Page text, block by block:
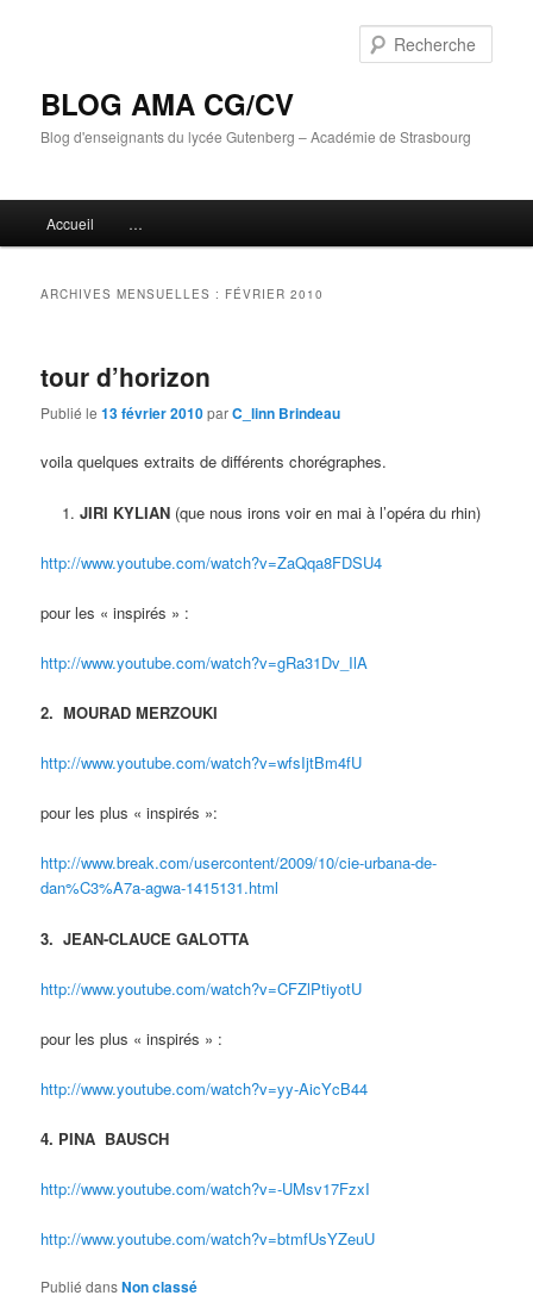
BLOG AMA CG/CV
Blog d'enseignants du lycée Gutenberg – Académie de Strasbourg
principal
Accueil …
ARCHIVES MENSUELLES : FÉVRIER 2010
tour d’horizon
Publié le13 février 2010parC_linn Brindeau
voila quelques extraits de différents chorégraphes.
JIRI KYLIAN (que nous irons voir en mai à l’opéra du rhin)
http://www.youtube.com/watch?v=ZaQqa8FDSU4
pour les « inspirés » :
http://www.youtube.com/watch?v=gRa31Dv_IlA
2. MOURAD MERZOUKI
http://www.youtube.com/watch?v=wfsIjtBm4fU
pour les plus « inspirés »:
http://www.break.com/usercontent/2009/10/cie-urbana-de-
dan%C3%A7a-agwa-1415131.html
3. JEAN-CLAUCE GALOTTA
http://www.youtube.com/watch?v=CFZlPtiyotU
pour les plus « inspirés » :
http://www.youtube.com/watch?v=yy-AicYcB44
4. PINA BAUSCH
http://www.youtube.com/watch?v=-UMsv17FzxI
http://www.youtube.com/watch?v=btmfUsYZeuU
Publié dansNon classé